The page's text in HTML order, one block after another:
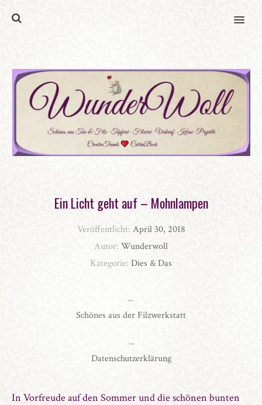
MENU
In Vorfreude auf den Sommer und die schönen bunten
Ein Licht geht auf – Mohnlampen
Veröffentlicht: April 30, 2018
Autor: Wunderwoll
Kategorie: Dies & Das
←
Schönes aus der Filzwerkstatt
→
Datenschutzerklärung